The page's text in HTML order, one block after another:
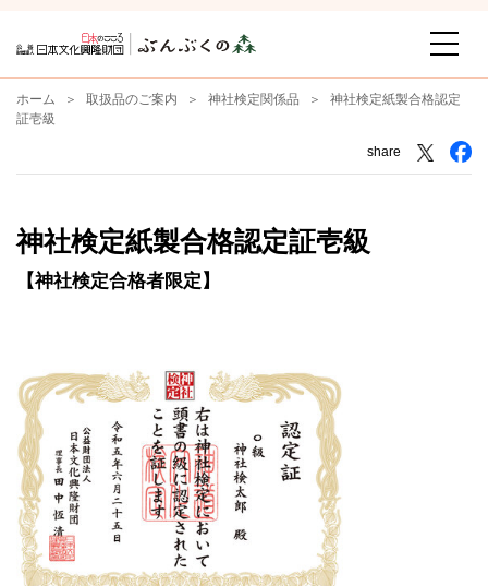
ホーム 取扱品のご案内 神社検定関係品
神社検定紙製合格認定
証壱級
share
神社検定紙製合格認定証壱級
【神社検定合格者限定】